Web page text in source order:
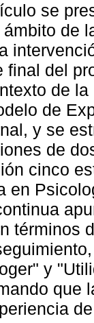
se
de
final del
de
de
y se
de
cinco
en
términos
y
que